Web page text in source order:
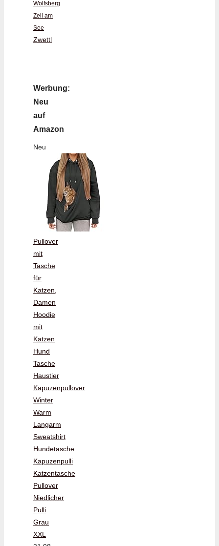
Wolfsberg
Zell am
See
Zwettl
Werbung:
Neu
auf
Amazon
Neu
Pullover
mit
Tasche
für
Katzen,
Damen
Hoodie
mit
Katzen
Hund
Tasche
Haustier
Kapuzenpullover
Winter
Warm
Langarm
Sweatshirt
Hundetasche
Kapuzenpulli
Katzentasche
Pullover
Niedlicher
Pulli
Grau
XXL